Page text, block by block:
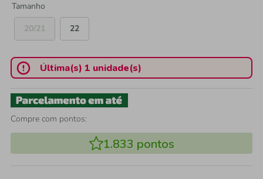
Tamanho
20/21
22
Última(s) 1 unidade(s)
Compre com pontos:
1.833 pontos